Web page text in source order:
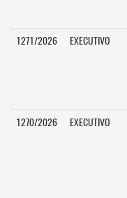
1271/2026
EXECUTIVO
1270/2026
EXECUTIVO